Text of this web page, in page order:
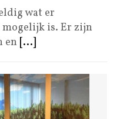
wat er
is. Er zijn
en [...]